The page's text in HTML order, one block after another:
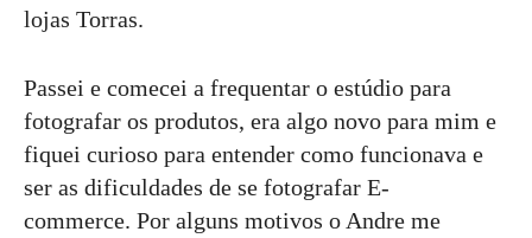
lojas Torras.
Passei e comecei a frequentar o estúdio para
fotografar os produtos, era algo novo para mim e
fiquei curioso para entender como funcionava e
ser as dificuldades de se fotografar E-
commerce. Por alguns motivos o Andre me